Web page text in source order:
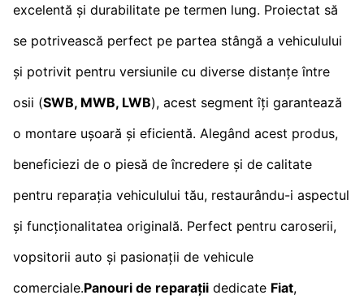
excelentă și durabilitate pe termen lung. Proiectat să
se potrivească perfect pe partea stângă a vehiculului
și potrivit pentru versiunile cu diverse distanțe între
osii (SWB, MWB, LWB), acest segment îți garantează
o montare ușoară și eficientă. Alegând acest produs,
beneficiezi de o piesă de încredere și de calitate
pentru reparația vehiculului tău, restaurându-i aspectul
și funcționalitatea originală. Perfect pentru caroserii,
vopsitorii auto și pasionații de vehicule
comerciale.Panouri de reparații dedicate Fiat,